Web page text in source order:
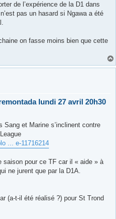
de l’expérience de la D1 dans
pas un hasard si Ngawa a été
on fasse moins bien que cette
lundi 27 avril 20h30
Sang et Marine s’inclinent contre
... e-11716214
saison pour ce TF car il « aide » à
ne jurent que par la D1A.
(a-t-il été réalisé ?) pour St Trond